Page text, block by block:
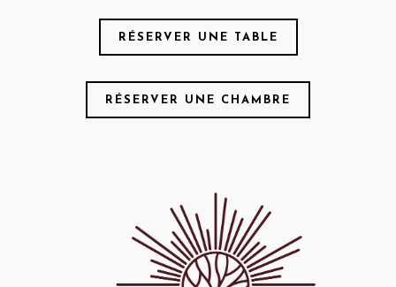
RÉSERVER UNE TABLE
RÉSERVER UNE CHAMBRE